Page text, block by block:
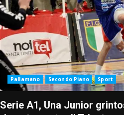
Pallamano Secondo Piano Sport
Serie A1, Una Junior